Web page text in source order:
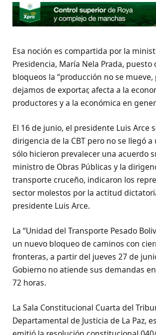
Esa noción es compartida por la
Presidencia, María Nela Prada, puesto
bloqueos la “producción no se
dejamos de exportar, afecta a la
productores y a la económica en
El 16 de junio, el presidente Luis Arce
dirigencia de la CBT pero no se llegó a
sólo hicieron prevalecer una acuerdo
ministro de Obras Públicas y la
transporte cruceño, indicaron los
sector molestos por la actitud
presidente Luis Arce.
La “Unidad del Transporte Pesado
un nuevo bloqueo de caminos con
fronteras, a partir del jueves 27 de
Gobierno no atiende sus demandas
72 horas.
La Sala Constitucional Cuarta del
Departamental de Justicia de La Paz,